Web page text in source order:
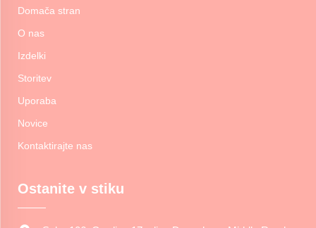
Domača stran
O nas
Izdelki
Storitev
Uporaba
Novice
Kontaktirajte nas
Ostanite v stiku